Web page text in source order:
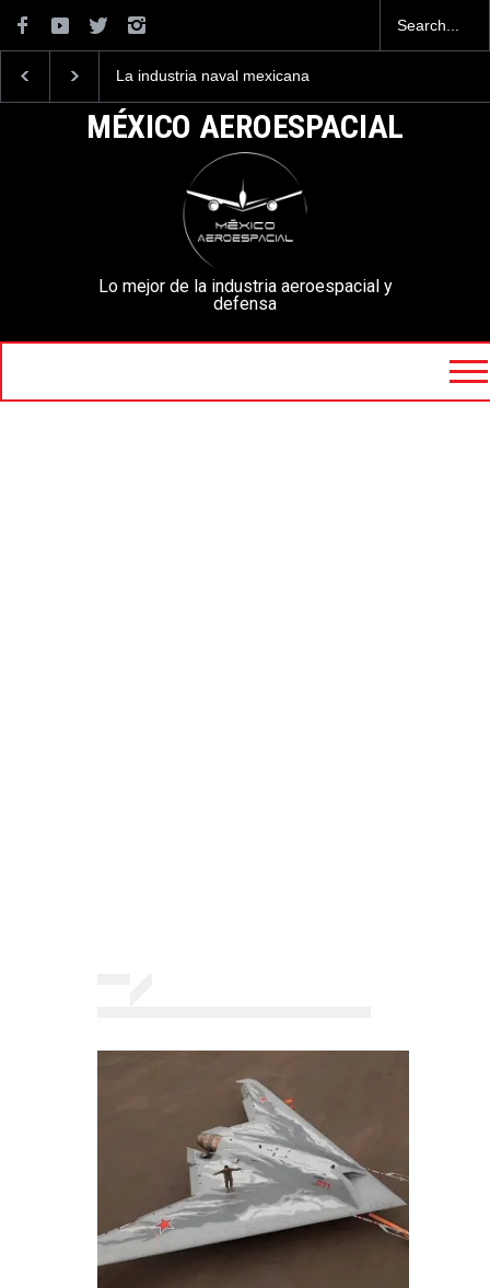
La industria naval mexicana
la Armada de México
mexicanos cuesta 2.9
millones de dólares
MÉXICO AEROESPACIAL
Lo mejor de la industria aeroespacial y
defensa